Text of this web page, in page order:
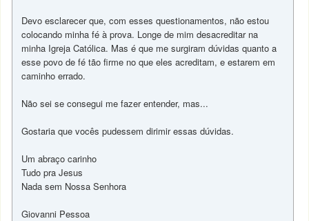
Devo esclarecer que, com esses questionamentos, não estou
colocando minha fé à prova. Longe de mim desacreditar na
minha Igreja Católica. Mas é que me surgiram dúvidas quanto a
esse povo de fé tão firme no que eles acreditam, e estarem em
caminho errado.
Não sei se consegui me fazer entender, mas...
Gostaria que vocês pudessem dirimir essas dúvidas.
Um abraço carinho
Tudo pra Jesus
Nada sem Nossa Senhora
Giovanni Pessoa